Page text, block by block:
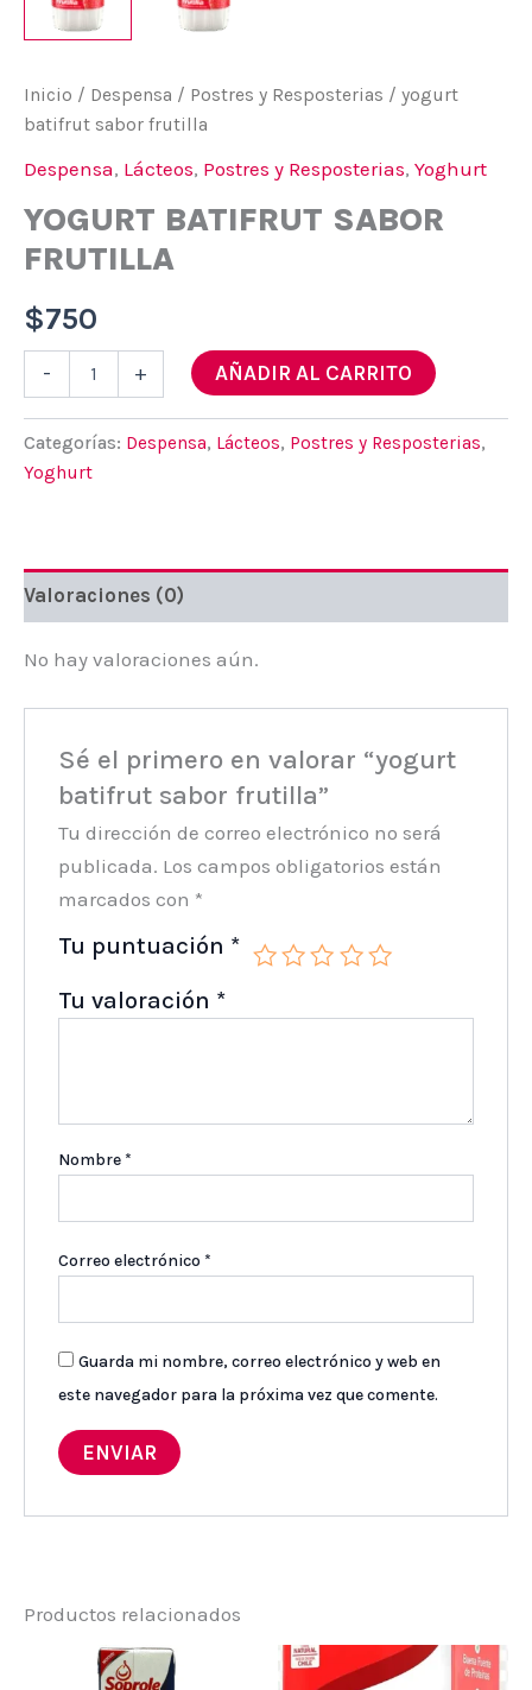
Inicio / Despensa / Postres y Resposterias / yogurt
batifrut sabor frutilla
Despensa, Lácteos, Postres y Resposterias, Yoghurt
YOGURT BATIFRUT SABOR
FRUTILLA
$750
-
cantidad
+ AÑADIR AL CARRITO
Categorías: Despensa, Lácteos, Postres y Resposterias,
Yoghurt
Valoraciones (0)
No hay valoraciones aún.
Sé el primero en valorar “yogurt
batifrut sabor frutilla”
Tu dirección de correo electrónico no será
publicada. Los campos obligatorios están
marcados con *
Tu puntuación *
Tu valoración *
Nombre *
Correo electrónico *
Guarda mi nombre, correo electrónico y web en
este navegador para la próxima vez que comente.
Productos relacionados